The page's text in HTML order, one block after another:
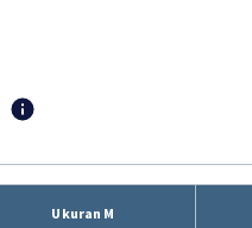
Ukuran M